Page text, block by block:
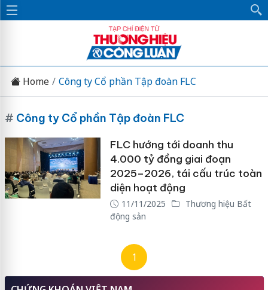
Home Công ty Cổ phần Tập đoàn FLC
# Công ty Cổ phần Tập đoàn FLC
FLC hướng tới doanh thu
4.000 tỷ đồng giai đoạn
2025–2026, tái cấu trúc toàn
diện hoạt động
11/11/2025
Thương hiệu Bất
động sản
1